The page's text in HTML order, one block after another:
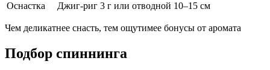
Оснастка
Джиг-риг 3 г или отводной 10–15 см
Чем деликатнее снасть, тем ощутимее бонусы от аромата
Подбор спиннинга